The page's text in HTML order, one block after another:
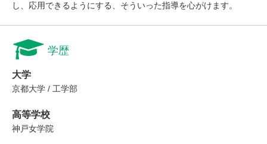
し、応用できるようにする、そういった指導を心がけます。
学歴
大学
京都大学 / 工学部
高等学校
神戸女学院